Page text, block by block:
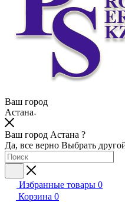
Ваш город
Астана
Ваш город Астана ?
Да, все верно Выбрать
Избранные товары 0
Корзина 0